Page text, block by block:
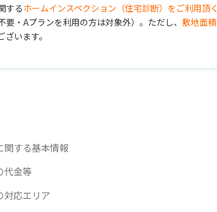
するホームインスペクション（住宅診断）をご利用頂
・Aプランを利用の方は対象外）。ただし、 敷地面
ざいます。
関する基本情報
代金等
対応エリア